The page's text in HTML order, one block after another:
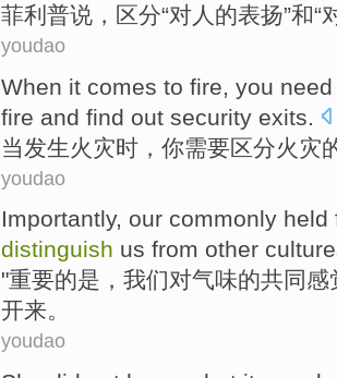
菲利普说 ， 区分“对人 的表扬”和“
youdao
When it comes to fire you
fire and find out security exits
当 发生火灾时， 你需要区分火灾
youdao
Importantly, our commonly held
distinguish us from other
"重要的是， 我们对气味的共同感
开来。
youdao